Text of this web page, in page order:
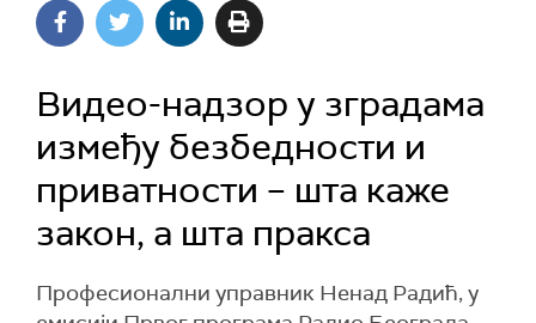
Видео-надзор у зградама
између безбедности и
приватности – шта каже
закон, а шта пракса
Професионални управник Ненад Радић, у